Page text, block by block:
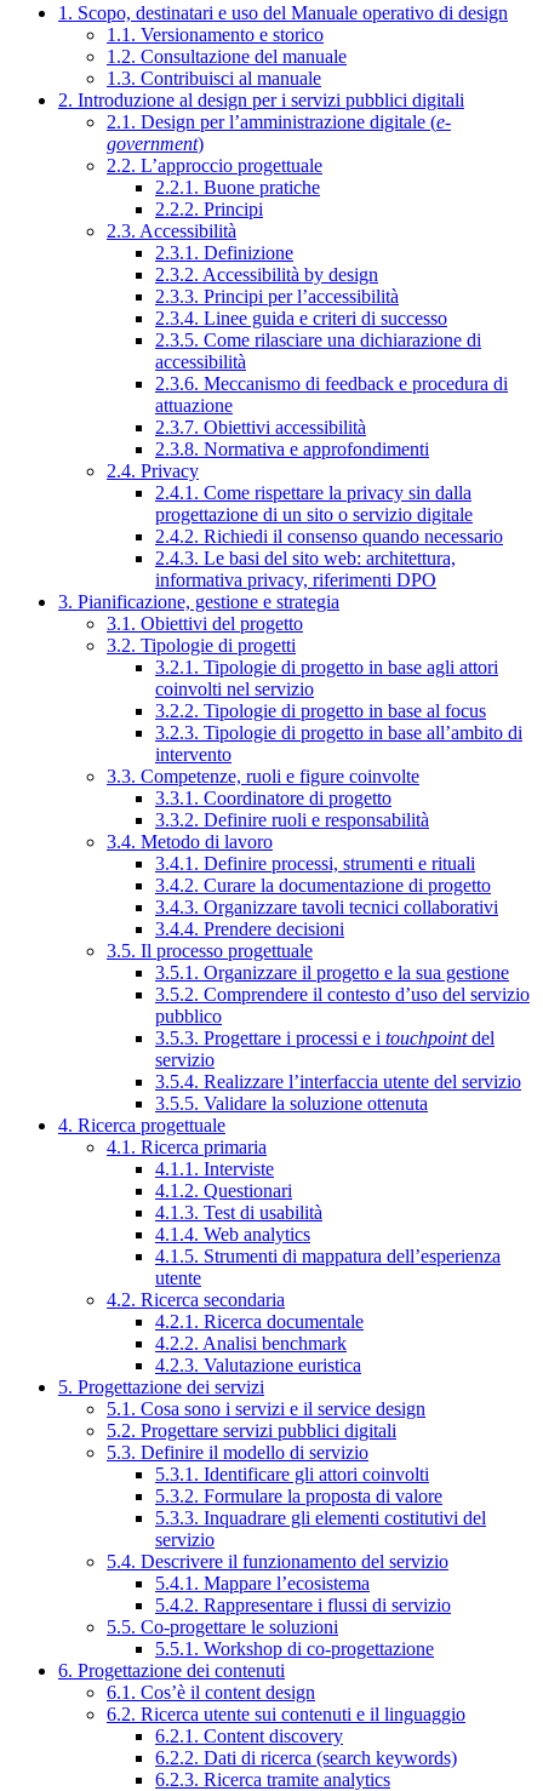
1. Scopo, destinatari e uso del Manuale operativo di design
1.1. Versionamento e storico
1.2. Consultazione del manuale
1.3. Contribuisci al manuale
2. Introduzione al design per i servizi pubblici digitali
2.1. Design per l’amministrazione digitale (e-
government)
2.2. L’approccio progettuale
2.2.1. Buone pratiche
2.2.2. Principi
2.3. Accessibilità
2.3.1. Definizione
2.3.2. Accessibilità by design
2.3.3. Principi per l’accessibilità
2.3.4. Linee guida e criteri di successo
2.3.5. Come rilasciare una dichiarazione di
accessibilità
2.3.6. Meccanismo di feedback e procedura di
attuazione
2.3.7. Obiettivi accessibilità
2.3.8. Normativa e approfondimenti
2.4. Privacy
2.4.1. Come rispettare la privacy sin dalla
progettazione di un sito o servizio digitale
2.4.2. Richiedi il consenso quando necessario
2.4.3. Le basi del sito web: architettura,
informativa privacy, riferimenti DPO
3. Pianificazione, gestione e strategia
3.1. Obiettivi del progetto
3.2. Tipologie di progetti
3.2.1. Tipologie di progetto in base agli attori
coinvolti nel servizio
3.2.2. Tipologie di progetto in base al focus
3.2.3. Tipologie di progetto in base all’ambito di
intervento
3.3. Competenze, ruoli e figure coinvolte
3.3.1. Coordinatore di progetto
3.3.2. Definire ruoli e responsabilità
3.4. Metodo di lavoro
3.4.1. Definire processi, strumenti e rituali
3.4.2. Curare la documentazione di progetto
3.4.3. Organizzare tavoli tecnici collaborativi
3.4.4. Prendere decisioni
3.5. Il processo progettuale
3.5.1. Organizzare il progetto e la sua gestione
3.5.2. Comprendere il contesto d’uso del servizio
pubblico
3.5.3. Progettare i processi e i touchpointdel
servizio
3.5.4. Realizzare l’interfaccia utente del servizio
3.5.5. Validare la soluzione ottenuta
4. Ricerca progettuale
4.1. Ricerca primaria
4.1.1. Interviste
4.1.2. Questionari
4.1.3. Test di usabilità
4.1.4. Web analytics
4.1.5. Strumenti di mappatura dell’esperienza
utente
4.2. Ricerca secondaria
4.2.1. Ricerca documentale
4.2.2. Analisi benchmark
4.2.3. Valutazione euristica
5. Progettazione dei servizi
5.1. Cosa sono i servizi e il service design
5.2. Progettare servizi pubblici digitali
5.3. Definire il modello di servizio
5.3.1. Identificare gli attori coinvolti
5.3.2. Formulare la proposta di valore
5.3.3. Inquadrare gli elementi costitutivi del
servizio
5.4. Descrivere il funzionamento del servizio
5.4.1. Mappare l’ecosistema
5.4.2. Rappresentare i flussi di servizio
5.5. Co-progettare le soluzioni
5.5.1. Workshop di co-progettazione
6. Progettazione dei contenuti
6.1. Cos’è il content design
6.2. Ricerca utente sui contenuti e il linguaggio
6.2.1. Content discovery
6.2.2. Dati di ricerca (search keywords)
6.2.3. Ricerca tramite analytics